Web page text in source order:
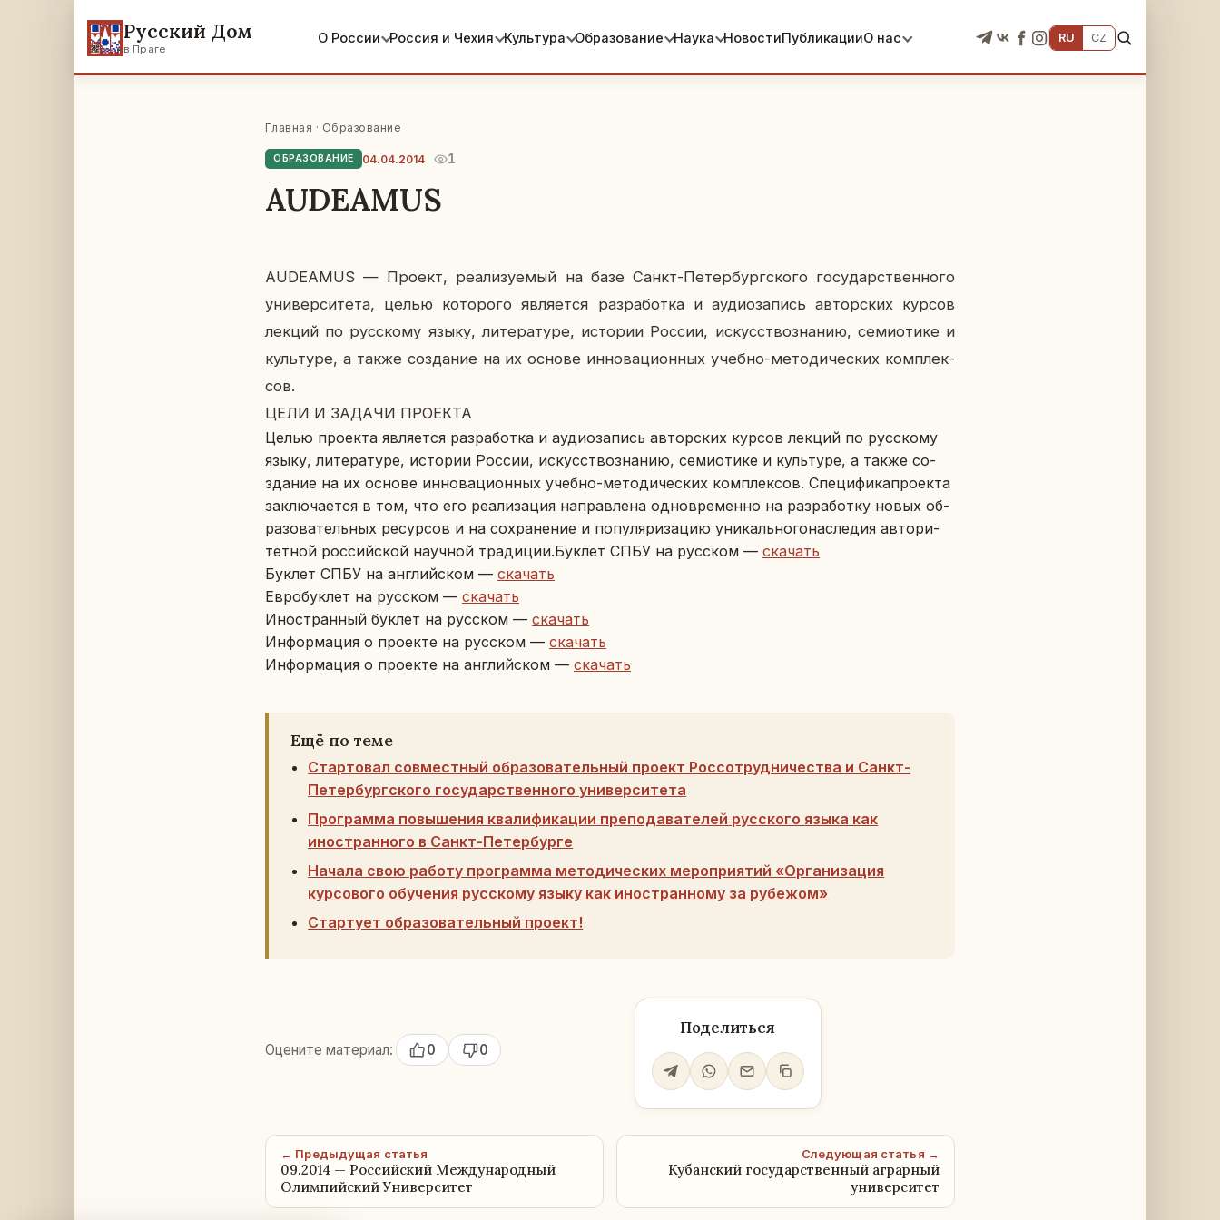
Русский Дом
в Праге
О России Россия и Чехия Культура Образование Наука НовостиПубликацииО нас RU CZ
Главная · Образование
ОБРАЗОВАНИЕ 04.04.2014 1
AUDEAMUS
AUDEAMUS — Проект, ре­а­ли­зу­е­мый на базе Санкт-Пе­тер­бург­ско­го го­су­дар­ствен­но­го
уни­вер­си­те­та, целью ко­то­ро­го яв­ля­ет­ся раз­ра­бот­ка и ауди­о­за­пись ав­тор­ских курсов
лекций по рус­ско­му языку, ли­те­ра­ту­ре, ис­то­рии России, ис­кус­ство­зна­нию, се­ми­о­ти­ке и
куль­ту­ре, а также со­зда­ние на их основе ин­но­ва­ци­он­ных учебно-ме­то­ди­че­ских ком­плек­
сов.
ЦЕЛИ И ЗАДАЧИ ПРО­ЕК­ТА
Целью про­ек­та яв­ля­ет­ся раз­ра­бот­ка и ауди­о­за­пись ав­тор­ских курсов лекций по рус­ско­му
языку, ли­те­ра­ту­ре, ис­то­рии России, ис­кус­ство­зна­нию, се­ми­о­ти­ке и куль­ту­ре, а также со­
зда­ние на их основе ин­но­ва­ци­он­ных учебно-ме­то­ди­че­ских ком­плек­сов. Спе­ци­фи­ка­про­ек­та
за­клю­ча­ет­ся в том, что его ре­а­ли­за­ция на­прав­ле­на од­но­вре­мен­но на раз­ра­бот­ку новых об­
ра­зо­ва­тель­ных ре­сур­сов и на со­хра­не­ние и по­пу­ля­ри­за­цию уни­каль­но­го­на­сле­дия ав­то­ри­
тет­ной рос­сий­ской на­уч­ной тра­ди­ции.Буклет СПБУ на рус­ском — ска­чать
Буклет СПБУ на ан­глий­ском — ска­чать
Ев­ро­бук­лет на рус­ском — ска­чать
Ино­стран­ный буклет на рус­ском — ска­чать
Ин­фор­ма­ция о про­ек­те на рус­ском — ска­чать
Ин­фор­ма­ция о про­ек­те на ан­глий­ском — ска­чать
Ещё по теме
Стартовал совместный образовательный проект Россотрудничества и Санкт-
Петербургского государственного университета
Программа повышения квалификации преподавателей русского языка как
иностранного в Санкт-Петербурге
Начала свою работу программа методических мероприятий «Организация
курсового обучения русскому языку как иностранному за рубежом»
Стартует образовательный проект!
Оцените материал: 0 0
Поделиться
← Предыдущая статья
09.2014 — Российский Международный
Олимпийский Университет
Следующая статья →
Кубанский государственный аграрный
университет